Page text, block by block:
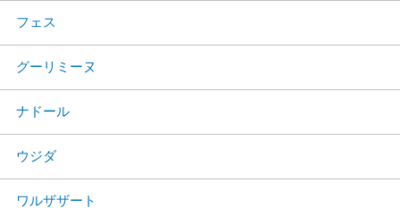
フェス
グーリミーヌ
ナドール
ウジダ
ワルザザート